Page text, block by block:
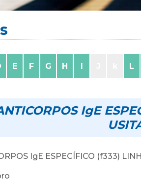
E F G H I L
IgE
IgE ESPECÍFICO (f333)